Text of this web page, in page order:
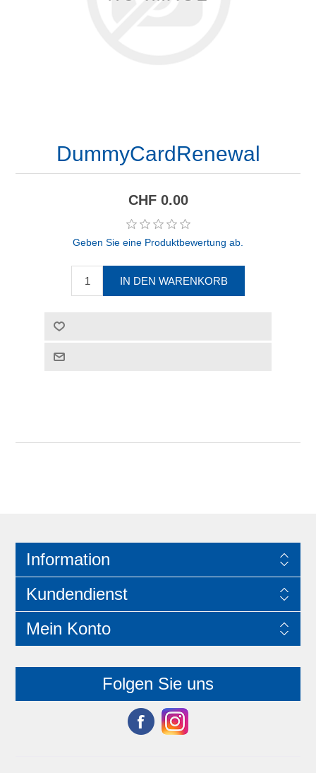
DummyCardRenewal
CHF 0.00
Geben Sie eine Produktbewertung ab.
Information
Kundendienst
Mein Konto
Folgen Sie uns